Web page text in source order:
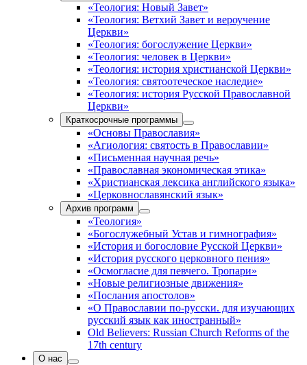
«Теология: Новый Завет»
«Теология: Ветхий Завет и вероучение
Церкви»
«Теология: богослужение Церкви»
«Теология: человек в Церкви»
«Теология: история христианской Церкви»
«Теология: святоотеческое наследие»
«Теология: история Русской Православной
Церкви»
Краткосрочные программы
«Основы Православия»
«Агиология: святость в Православии»
«Письменная научная речь»
«Православная экономическая этика»
«Христианская лексика английского языка»
«Церковнославянский язык»
Архив программ
«Теология»
«Богослужебный Устав и гимнография»
«История и богословие Русской Церкви»
«История русского церковного пения»
«Осмогласие для певчего. Тропари»
«Новые религиозные движения»
«Послания апостолов»
«О Православии по-русски. для изучающих
русский язык как иностранный»
Old Believers: Russian Church Reforms of the
17th century
О нас